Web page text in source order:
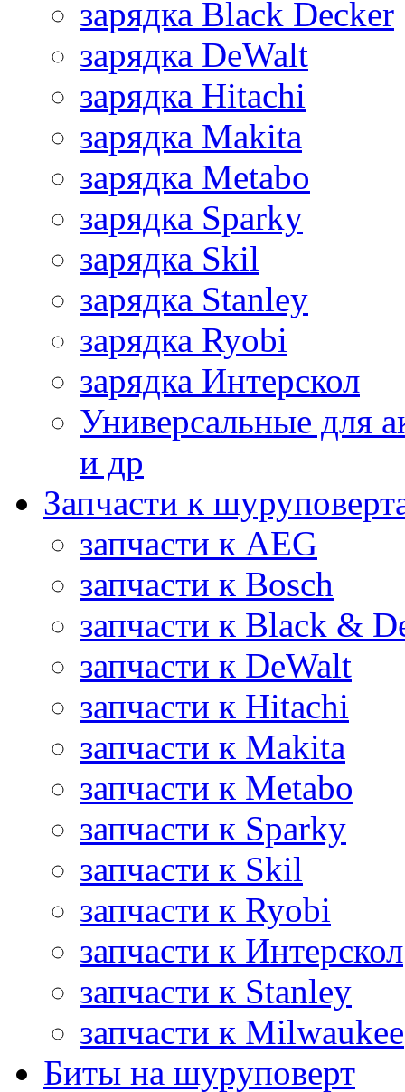
зарядка Black Decker
зарядка DeWalt
зарядка Hitachi
зарядка Makita
зарядка Metabo
зарядка Sparky
зарядка Skil
зарядка Stanley
зарядка Ryobi
зарядка Интерскол
Универсальные для
и др
Запчасти к
запчасти к AEG
запчасти к Bosch
запчасти к Black &
запчасти к DeWalt
запчасти к Hitachi
запчасти к Makita
запчасти к Metabo
запчасти к Sparky
запчасти к Skil
запчасти к Ryobi
запчасти к Интерскол
запчасти к Stanley
запчасти к Milwaukee
Биты на шуруповерт